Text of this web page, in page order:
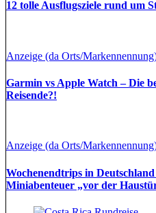
12 tolle Ausflugsziele rund um
Anzeige (da Orts/
Garmin vs Apple Watch – Die
Reisende?!
Anzeige (da Orts/
Wochenendtrips in Deutschland
Miniabenteuer „vor der